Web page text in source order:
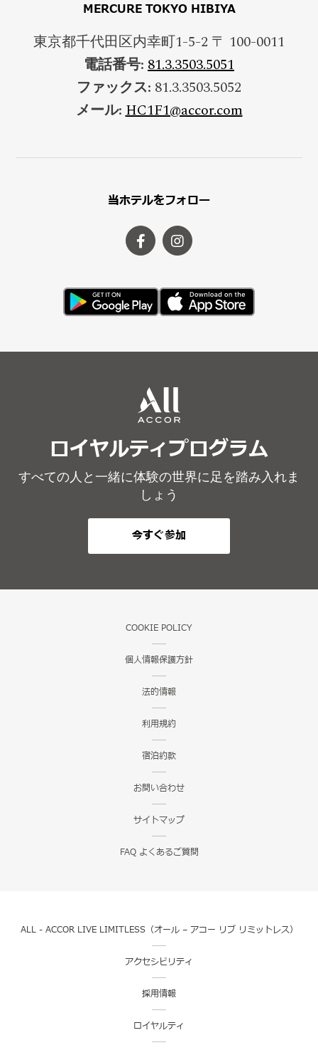
COOKIE POLICY
個人情報保護方針
法的情報
利用規約
宿泊約款
お問い合わせ
サイトマップ
FAQ よくあるご質問
MERCURE TOKYO HIBIYA
東京都千代田区内幸町1-5-2 〒 100-0011
電話番号: 81.3.3503.5051
ファックス: 81.3.3503.5052
メール:HC1F1@accor.com
当ホテルをフォロー
ロイヤルティプログラム
すべての人と一緒に体験の世界に足を踏み入れま
しょう
今すぐ参加
ALL - ACCOR LIVE LIMITLESS（オール – アコー リブ リミットレス）
アクセシビリティ
採用情報
ロイヤルティ